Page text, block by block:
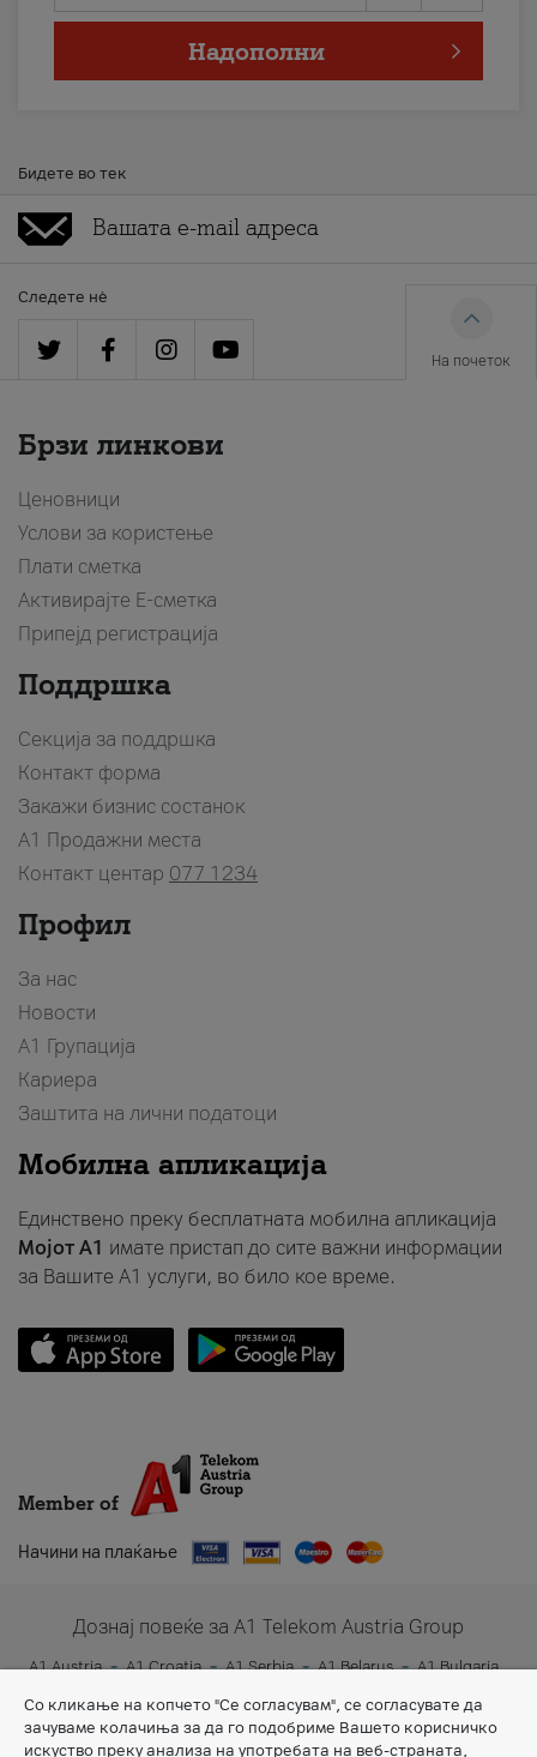
Надополни
Бидете во тек
Следете нè
На почеток
Брзи линкови
Ценовници
Услови за користење
Плати сметка
Активирајте Е-сметка
Припејд регистрација
Поддршка
Секција за поддршка
Контакт форма
Закажи бизнис состанок
A1 Продажни места
Контакт центар 077 1234
Профил
За нас
Новости
А1 Групација
Кариера
Заштита на лични податоци
Мобилна апликација
Единствено преку бесплатната мобилна апликација
Мојот A1 имате пристап до сите важни информации
за Вашите A1 услуги, во било кое време.
Member of
Начини на плаќање
Дознај повеќе за A1 Telekom Austria Group
A1 Austria A1 Croatia A1 Serbia A1 Belarus
A1 Bulgaria
Со кликање на копчето "Се согласувам", се согласувате да
зачуваме колачиња за да го подобриме Вашето корисничко
искуство преку анализа на употребата на веб-страната,